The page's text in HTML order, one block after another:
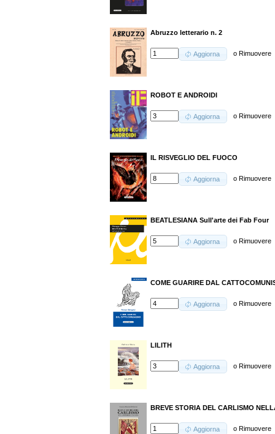
Abruzzo letterario n. 2
Aggiorna oRimuovere
ROBOT E ANDROIDI
Aggiorna oRimuovere
IL RISVEGLIO DEL FUOCO
Aggiorna oRimuovere
BEATLESIANA Sull'arte dei Fab Four
Aggiorna oRimuovere
COME GUARIRE DAL
Aggiorna oRimuovere
LILITH
Aggiorna oRimuovere
BREVE STORIA DEL CARLISMO
Aggiorna oRimuovere